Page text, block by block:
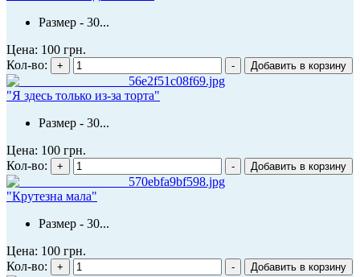
Размер - 30...
Цена: 100 грн.
Кол-во:
"Я здесь только из-за торта"
Размер - 30...
Цена: 100 грн.
Кол-во:
"Крутезна мала"
Размер - 30...
Цена: 100 грн.
Кол-во: